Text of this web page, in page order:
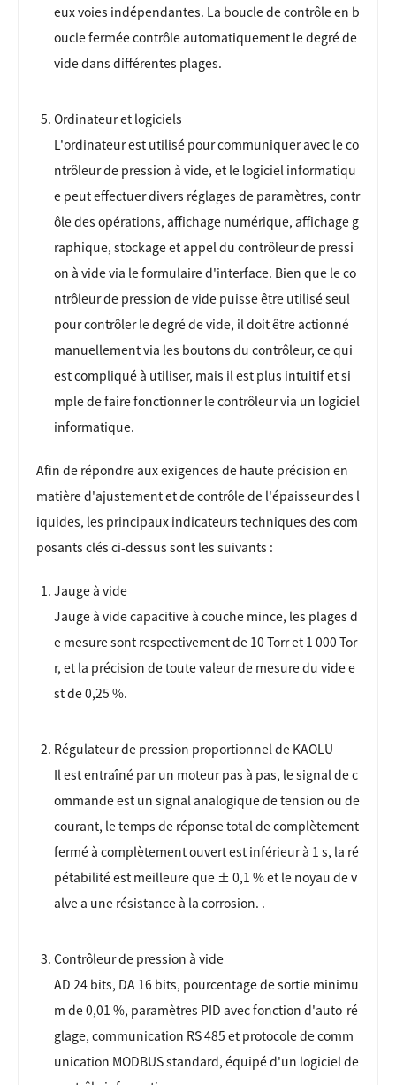
eux voies indépendantes. La boucle de contrôle en b
oucle fermée contrôle automatiquement le degré de
vide dans différentes plages.
Ordinateur et logiciels
L'ordinateur est utilisé pour communiquer avec le co
ntrôleur de pression à vide, et le logiciel informatiqu
e peut effectuer divers réglages de paramètres, contr
ôle des opérations, affichage numérique, affichage g
raphique, stockage et appel du contrôleur de pressi
on à vide via le formulaire d'interface. Bien que le co
ntrôleur de pression de vide puisse être utilisé seul
pour contrôler le degré de vide, il doit être actionné
manuellement via les boutons du contrôleur, ce qui
est compliqué à utiliser, mais il est plus intuitif et si
mple de faire fonctionner le contrôleur via un logiciel
informatique.
Afin de répondre aux exigences de haute précision en
matière d'ajustement et de contrôle de l'épaisseur des l
iquides, les principaux indicateurs techniques des com
posants clés ci-dessus sont les suivants :
Jauge à vide
Jauge à vide capacitive à couche mince, les plages d
e mesure sont respectivement de 10 Torr et 1 000 Tor
r, et la précision de toute valeur de mesure du vide e
st de 0,25 %.
Régulateur de pression proportionnel de KAOLU
Il est entraîné par un moteur pas à pas, le signal de c
ommande est un signal analogique de tension ou de
courant, le temps de réponse total de complètement
fermé à complètement ouvert est inférieur à 1 s, la ré
pétabilité est meilleure que ± 0,1 % et le noyau de v
alve a une résistance à la corrosion. .
Contrôleur de pression à vide
AD 24 bits, DA 16 bits, pourcentage de sortie minimu
m de 0,01 %, paramètres PID avec fonction d'auto-ré
glage, communication RS 485 et protocole de comm
unication MODBUS standard, équipé d'un logiciel de